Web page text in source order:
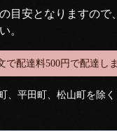
目安となりますので
。
で配達料500円で配達し
、平田町、松山町を除く